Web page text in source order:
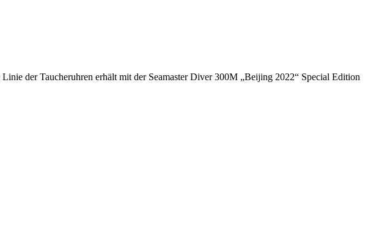
der Taucheruhren erhält mit der Seamaster Diver 300M „Beijing 2022“ Special Edition